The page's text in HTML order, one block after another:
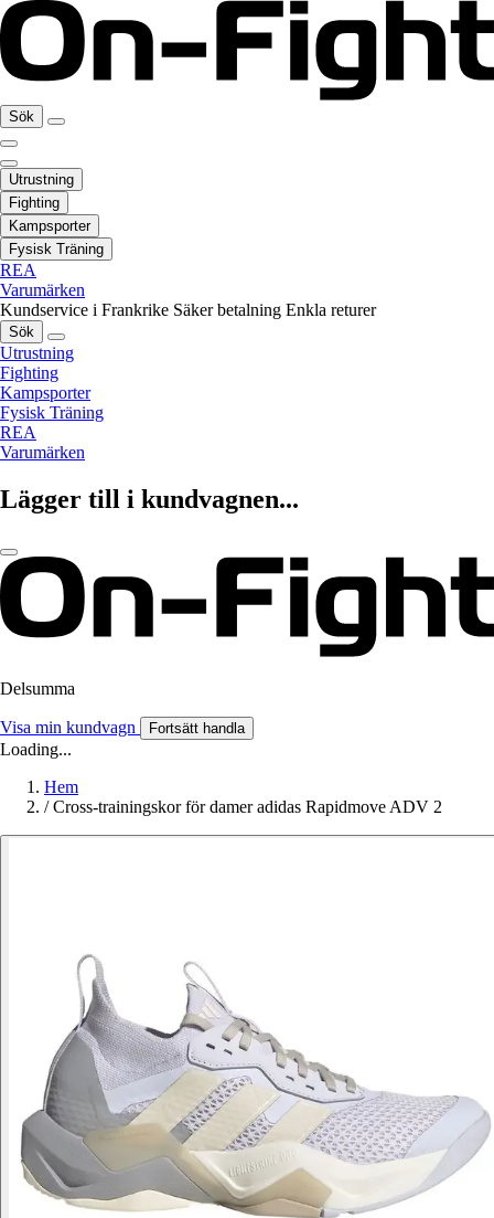
Sök
Utrustning
Fighting
Kampsporter
Fysisk Träning
REA
Varumärken
Kundservice i Frankrike Säker betalning Enkla returer
Sök
Utrustning
Fighting
Kampsporter
Fysisk Träning
REA
Varumärken
Lägger till i kundvagnen...
Delsumma
Visa min kundvagn Fortsätt handla
Loading...
Hem
/ Cross-trainingskor för damer adidas Rapidmove ADV 2